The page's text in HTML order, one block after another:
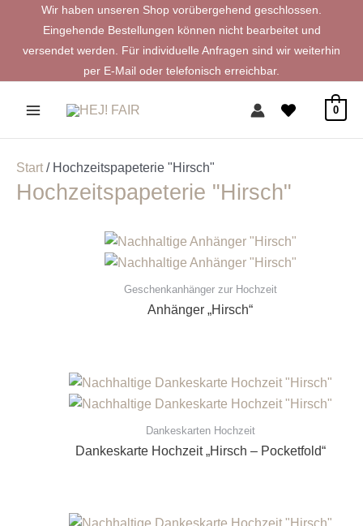
springen
Wir haben unseren Shop vorübergehend geschlossen.
Eingehende Bestellungen können nicht bearbeitet und
versendet werden. Für individuelle Anfragen sind wir weiterhin
per E-Mail oder telefonisch erreichbar.
0
Start / Hochzeitspapeterie "Hirsch"
Hochzeitspapeterie "Hirsch"
Geschenkanhänger zur Hochzeit
Anhänger „Hirsch“
Dankeskarten Hochzeit
Dankeskarte Hochzeit „Hirsch – Pocketfold“